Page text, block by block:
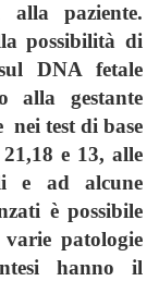
alla paziente.
possibilità di
DNA fetale
alla gestante
nei test di base
e 13, alle
e ad alcune
è possibile
patologie
hanno il